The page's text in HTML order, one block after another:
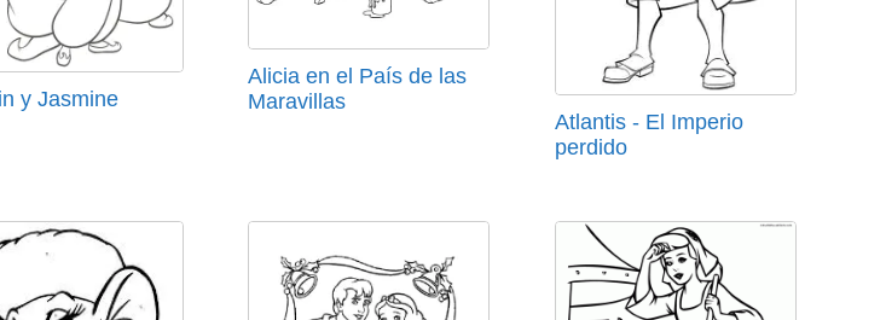
y Jasmine
Alicia en el País de las
Maravillas
Atlantis - El Imperio
perdido